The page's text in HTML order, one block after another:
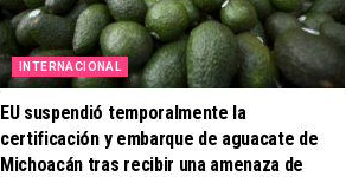
INTERNACIONAL
EU suspendió temporalmente la
certificación y embarque de aguacate de
Michoacán tras recibir una amenaza de